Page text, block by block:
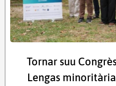
Tornar suu
Lengas